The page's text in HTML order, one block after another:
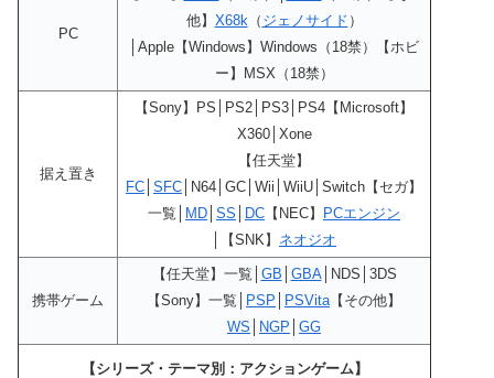
PC
他】 X68k （ ジェノサイド ）
│Apple【Windows】Windows（18禁）【ホビ
ー】MSX（18禁）
据え置き
【Sony】PS│PS2│PS3│PS4【Microsoft】
X360│Xone
【任天堂】
FC SFC │N64│GC│Wii│WiiU│Switch【セガ】
一覧│ MD SS DC 【NEC】 PCエンジン
│【SNK】 ネオジオ
携帯ゲーム
【任天堂】一覧│ GB GBA│NDS│3DS
【Sony】一覧│ PSP PSVita 【その他】
WS
NGP GG
【シリーズ・テーマ別：アクションゲーム】